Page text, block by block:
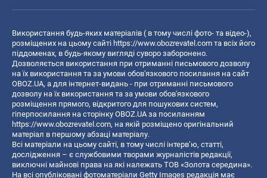
Використання будь-яких матеріалів ( в тому числі фото- та відео-),
розміщених на цьому сайті https://www.obozrevatel.com та всіх його
піддоменах, в будь-якому вигляді суворо заборонено.
Дозволяється використання при отриманні письмового дозволу
на їх використання та за умови обов'язкового посилання на сайт
OBOZ.UA, а для інтернет-видань - при отриманні письмового
дозволу на їх використання та за умови обов'язкового
розміщення прямого, відкритого для пошукових систем,
гіперпосилання на сторінку OBOZ.UA за посиланням
https://www.obozrevatel.com, на якій розміщено оригінальний
матеріал в першому абзаці матеріалу.
Всі матеріали на цьому сайті, в тому числі інтерв’ю, статті,
дослідження – є службовими творами журналістів редакції,
виключні майнові права на які належать ТОВ «Золота середина».
На всі опубліковані фотоматеріали Getty Images редакція має